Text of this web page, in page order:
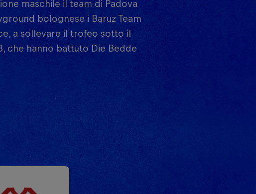
maschile il team di Padova
bolognese i Baruz Team
a sollevare il trofeo sotto il
che hanno battuto Die Bedde